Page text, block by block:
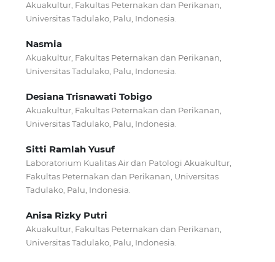
Akuakultur, Fakultas Peternakan dan Perikanan,
Universitas Tadulako, Palu, Indonesia.
Nasmia
Akuakultur, Fakultas Peternakan dan Perikanan,
Universitas Tadulako, Palu, Indonesia.
Desiana Trisnawati Tobigo
Akuakultur, Fakultas Peternakan dan Perikanan,
Universitas Tadulako, Palu, Indonesia.
Sitti Ramlah Yusuf
Laboratorium Kualitas Air dan Patologi Akuakultur,
Fakultas Peternakan dan Perikanan, Universitas
Tadulako, Palu, Indonesia.
Anisa Rizky Putri
Akuakultur, Fakultas Peternakan dan Perikanan,
Universitas Tadulako, Palu, Indonesia.